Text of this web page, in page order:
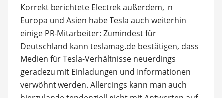
Korrekt berichtete Electrek außerdem, in
Europa und Asien habe Tesla auch weiterhin
einige PR-Mitarbeiter: Zumindest für
Deutschland kann teslamag.de bestätigen, dass
Medien für Tesla-Verhältnisse neuerdings
geradezu mit Einladungen und Informationen
verwöhnt werden. Allerdings kann man auch